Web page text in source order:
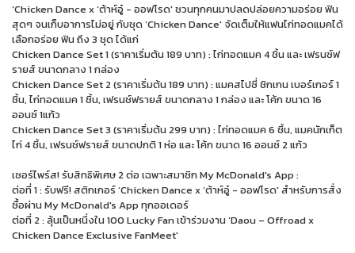
‘Chicken Dance x ‘ต้าห์อู๋ - ออฟโรด' ชวนทุกคนมาปลดปล่อยความอร่อย ฟิน
สุดๆ จนเก็บอาการไม่อยู่ กับชุด ‘Chicken Dance' จัดเต็มให้แฟนไก่ทอดแมคได้
เลือกอร่อย ฟิน ถึง 3 ชุด ได้แก่
Chicken Dance Set 1 (ราคาเริ่มต้น 189 บาท) : ไก่ทอดแมค 4 ชิ้น และ เฟรนซ์ฟ
รายส์ ขนาดกลาง 1 กล่อง
Chicken Dance Set 2 (ราคาเริ่มต้น 189 บาท) : แมคสไปซี่ ชิกเกน เบอร์เกอร์ 1
ชิ้น, ไก่ทอดแมค 1 ชิ้น, เฟรนช์ฟรายส์ ขนาดกลาง 1 กล่อง และ โค้ก ขนาด 16
ออนซ์ 1แก้ว
Chicken Dance Set 3 (ราคาเริ่มต้น 299 บาท) : ไก่ทอดแมค 6 ชิ้น, แมคนักเก็ต
ไก่ 4 ชิ้น, เฟรนช์ฟรายส์ ขนาดปกติ 1 ห่อ และ โค้ก ขนาด 16 ออนซ์ 2 แก้ว
เซอร์ไพร์ส! รับสิทธิพิเศษ 2 ต่อ เฉพาะสมาชิก My McDonald's App :
ต่อที่ 1 : รับฟรี! สติกเกอร์ ‘Chicken Dance x ‘ต้าห์อู๋ - ออฟโรด' สำหรับการสั่ง
ซื้อผ่าน My McDonald's App ทุกออเดอร์
ต่อที่ 2 : ลุ้นเป็นหนึ่งใน 100 Lucky Fan เข้าร่วมงาน ‘Daou – Offroad x
Chicken Dance Exclusive FanMeet'